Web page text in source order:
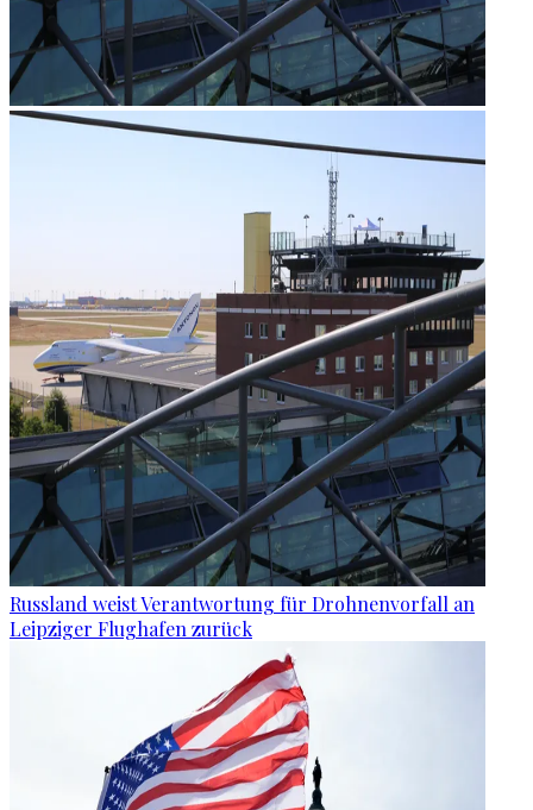
Russland weist Verantwortung für Drohnenvorfall an
Leipziger Flughafen zurück